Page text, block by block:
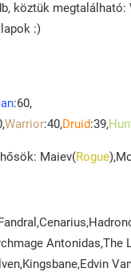
köztük megtalálható:
:)
:60,
Warrior:40,Druid:39,
Maiev(Rogue